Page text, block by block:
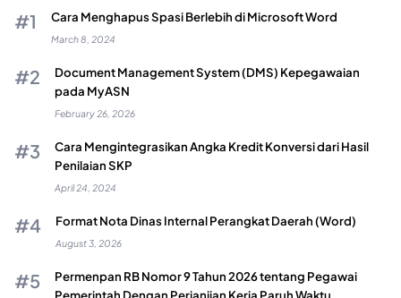
Cara Menghapus Spasi Berlebih di Microsoft Word
March 8, 2024
Document Management System (DMS) Kepegawaian
pada MyASN
February 26, 2026
Cara Mengintegrasikan Angka Kredit Konversi dari Hasil
Penilaian SKP
April 24, 2024
Format Nota Dinas Internal Perangkat Daerah (Word)
August 3, 2026
Permenpan RB Nomor 9 Tahun 2026 tentang Pegawai
Pemerintah Dengan Perjanjian Kerja Paruh Waktu